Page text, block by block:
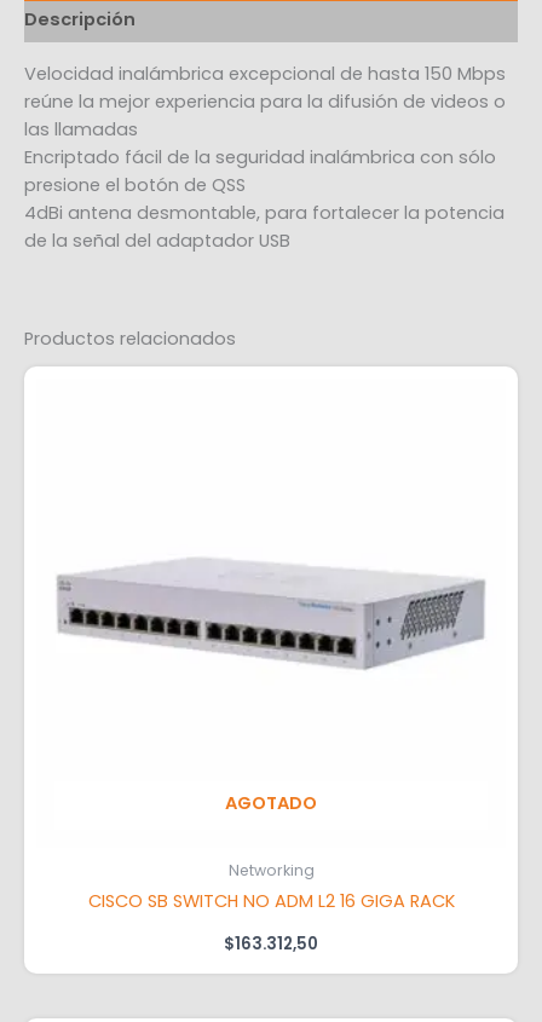
Descripción
Velocidad inalámbrica excepcional de hasta 150 Mbps
reúne la mejor experiencia para la difusión de videos o
las llamadas
Encriptado fácil de la seguridad inalámbrica con sólo
presione el botón de QSS
4dBi antena desmontable, para fortalecer la potencia
de la señal del adaptador USB
Productos relacionados
AGOTADO
Networking
CISCO SB SWITCH NO ADM L2 16 GIGA RACK
$163.312,50